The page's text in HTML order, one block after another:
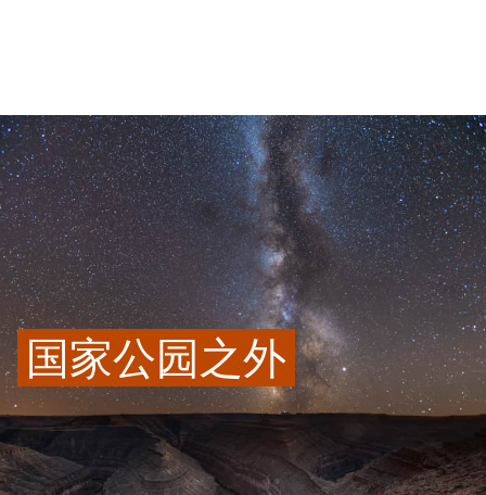
国家公园之外